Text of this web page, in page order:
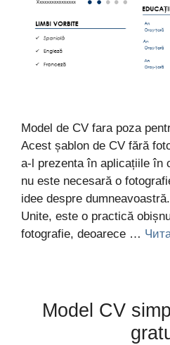
Model de CV fara poza
Acest șablon de CV fără
a-l prezenta în aplicațiile în
nu este necesară o
idee despre
Unite, este o practică
fotografie, deoarece …
Model CV